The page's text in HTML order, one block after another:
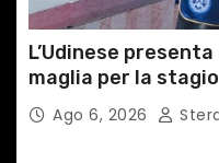
i
L’Udinese
maglia per la
Ago 6, 2026